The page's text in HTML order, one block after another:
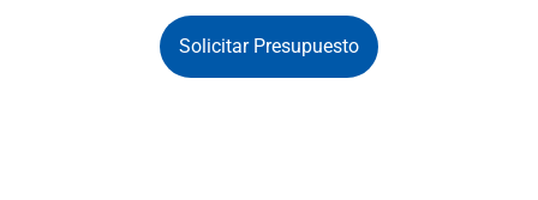
Solicitar Presupuesto